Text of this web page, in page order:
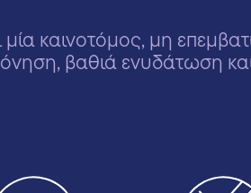
καινοτόμος, μη
βαθιά ενυδάτωση